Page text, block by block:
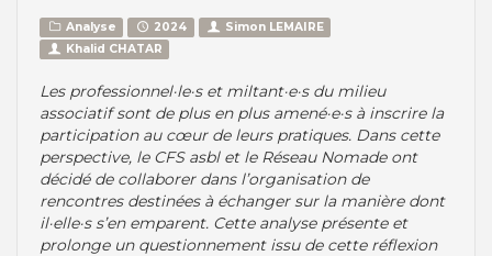
Analyse 2024
Simon LEMAIRE
Khalid CHATAR
Les professionnel·le·s et miltant·e·s du milieu
associatif sont de plus en plus amené·e·s à inscrire la
participation au cœur de leurs pratiques. Dans cette
perspective, le CFS asbl et le Réseau Nomade ont
décidé de collaborer dans l’organisation de
rencontres destinées à échanger sur la manière dont
il·elle·s s’en emparent. Cette analyse présente et
prolonge un questionnement issu de cette réflexion